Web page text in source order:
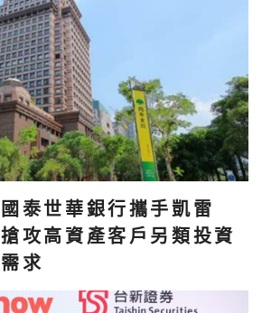
國泰世華銀行攜手凱雷
搶攻高資產客戶另類投資
需求